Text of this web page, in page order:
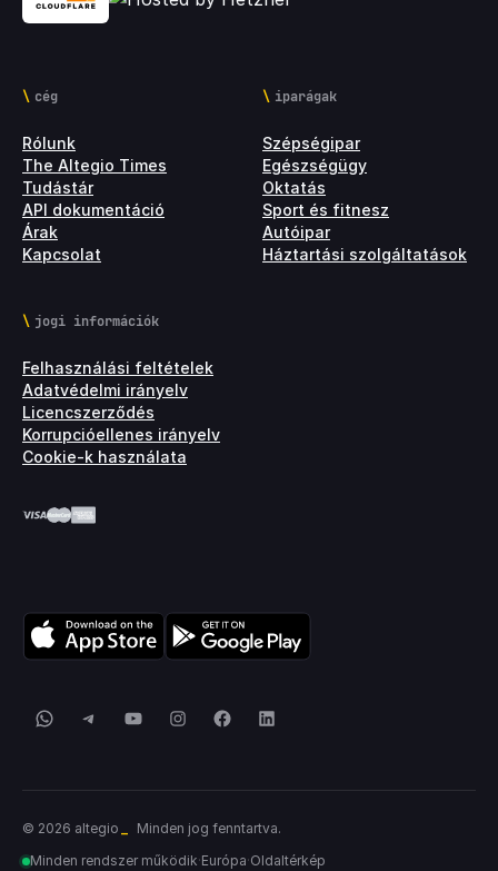
cég
Rólunk
The Altegio Times
Tudástár
API dokumentáció
Árak
Kapcsolat
iparágak
Szépségipar
Egészségügy
Oktatás
Sport és fitnesz
Autóipar
Háztartási szolgáltatások
jogi információk
Felhasználási feltételek
Adatvédelmi irányelv
Licencszerződés
Korrupcióellenes irányelv
Cookie-k használata
WhatsApp
TelegramYouTubeInstagram
FacebookLinkedIn
© 2026 altegio
Minden jog fenntartva.
Minden rendszer működik·Európa·Oldaltérkép